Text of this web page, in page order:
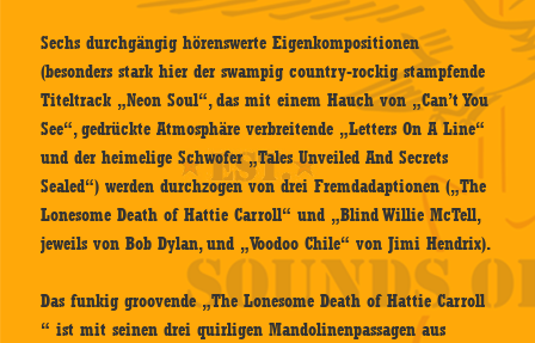
Sechs durchgängig hörenswerte Eigenkompositionen
(besonders stark hier der swampig country-rockig stampfende
Titeltrack „Neon Soul“, das mit einem Hauch von „Can’t You
See“, gedrückte Atmosphäre verbreitende „Letters On A Line“
und der heimelige Schwofer „Tales Unveiled And Secrets
Sealed“) werden durchzogen von drei Fremdadaptionen („The
Lonesome Death of Hattie Carroll“ und „Blind Willie McTell,
jeweils von Bob Dylan, und „Voodoo Chile“ von Jimi Hendrix).
Das funkig groovende „The Lonesome Death of Hattie Carroll
“ ist mit seinen drei quirligen Mandolinenpassagen aus